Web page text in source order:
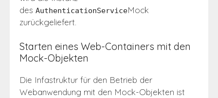
des AuthenticationServiceMock
zurückgeliefert.
Starten eines Web-Containers mit den
Mock-Objekten
Die Infastruktur für den Betrieb der
Webanwendung mit den Mock-Objekten ist